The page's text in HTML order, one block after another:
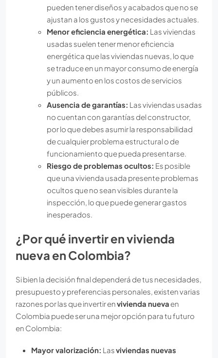
pueden tener diseños y acabados que no se
ajustan a los gustos y necesidades actuales.
Menor eficiencia energética: Las viviendas
usadas suelen tener menor eficiencia
energética que las viviendas nuevas, lo que
se traduce en un mayor consumo de energía
y un aumento en los costos de servicios
públicos.
Ausencia de garantías: Las viviendas usadas
no cuentan con garantías del constructor,
por lo que debes asumir la responsabilidad
de cualquier problema estructural o de
funcionamiento que pueda presentarse.
Riesgo de problemas ocultos: Es posible
que una vivienda usada presente problemas
ocultos que no sean visibles durante la
inspección, lo que puede generar gastos
inesperados.
¿Por qué invertir en vivienda
nueva en Colombia?
Si bien la decisión final dependerá de tus necesidades,
presupuesto y preferencias personales, existen varias
razones por las que invertir envivienda nueva en
Colombia puede ser una mejor opción para tu futuro
en Colombia:
Mayor valorización: Lasviviendas nuevas